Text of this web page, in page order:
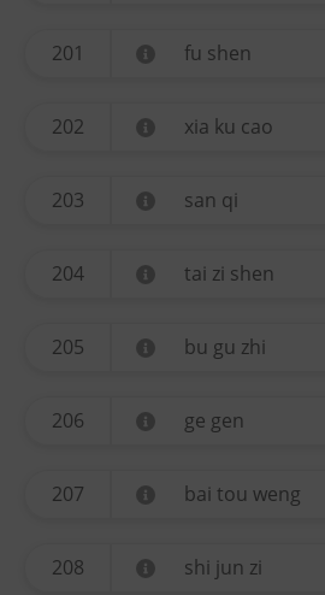
201 fu shen
202 xia ku cao
203 san qi
204 tai zi shen
205 bu gu zhi
206 ge gen
207 bai tou weng
208 shi jun zi